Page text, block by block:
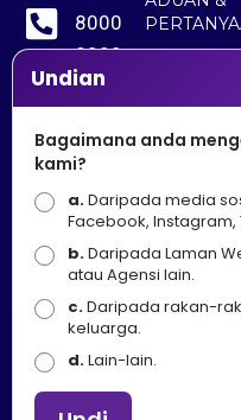
8000
8000
+603
8891
7100
Penafian : Kerajaan
Pelancongan Seni dan
bertanggungjawab atas
disebabkan oleh
yang diperolehi dari portal
Undian
Bagaimana anda
kami?
a.Daripada media
Facebook, Instagram,
b.Daripada Laman
atau Agensi lain.
c.Daripada rakan-
keluarga.
d.Lain-lain.
Apa Khabar! Selamat
Pelancongan, Seni dan